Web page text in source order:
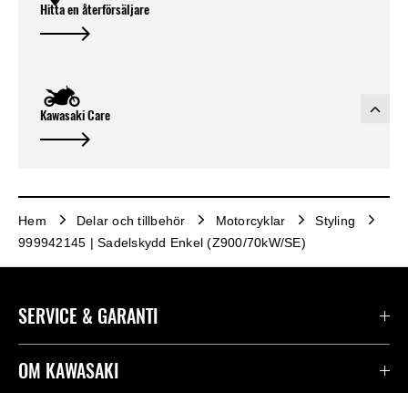
Hitta en återförsäljare
Kawasaki Care
Hem Delar och tillbehör Motorcyklar
Styling
999942145 | Sadelskydd Enkel (Z900/70kW/SE)
SERVICE & GARANTI
Kontakta oss
OM KAWASAKI